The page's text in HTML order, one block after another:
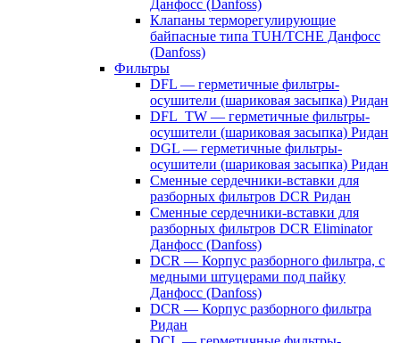
Данфосс (Danfoss)
Клапаны терморегулирующие
байпасные типа TUH/TCHE Данфосс
(Danfoss)
Фильтры
DFL — герметичные фильтры-
осушители (шариковая засыпка) Ридан
DFL_TW — герметичные фильтры-
осушители (шариковая засыпка) Ридан
DGL — герметичные фильтры-
осушители (шариковая засыпка) Ридан
Сменные сердечники-вставки для
разборных фильтров DCR Ридан
Сменные сердечники-вставки для
разборных фильтров DCR Eliminator
Данфосс (Danfoss)
DCR — Корпус разборного фильтра, с
медными штуцерами под пайку
Данфосс (Danfoss)
DCR — Корпус разборного фильтра
Ридан